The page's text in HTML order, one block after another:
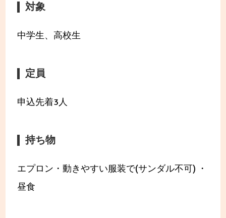
対象
中学生、高校生
定員
申込先着3人
持ち物
エプロン・動きやすい服装で(サンダル不可) ・
昼食